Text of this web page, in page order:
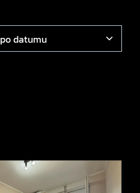
po datumu